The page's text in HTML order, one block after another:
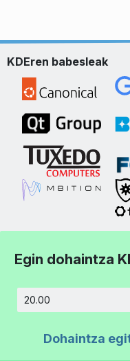
KDEren babesleak
Egin dohaintza
Dohaintza